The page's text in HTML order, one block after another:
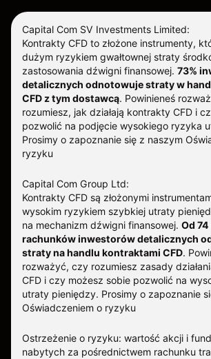
Capital Com SV Investments Limited:
Kontrakty CFD to złożone instrumenty,
dużym ryzykiem gwałtownej straty
zastosowania dźwigni finansowej. 73%
detalicznych odnotowuje straty w
CFD z tym dostawcą. Powinieneś
rozumiesz, jak działają kontrakty CFD i
pozwolić na podjęcie wysokiego ryzyka
Prosimy o zapoznanie się z naszym
ryzyku
Capital Com Group Ltd:
Kontrakty CFD są złożonymi
wysokim ryzykiem szybkiej utraty
na mechanizm dźwigni finansowej. Od
rachunków inwestorów detalicznych
straty na handlu kontraktami CFD.
rozważyć, czy rozumiesz zasady
CFD i czy możesz sobie pozwolić na
utraty pieniędzy. Prosimy o zapoznanie
Oświadczeniem o ryzyku
Ostrzeżenie o ryzyku: wartość akcji i
nabytych za pośrednictwem rachunku